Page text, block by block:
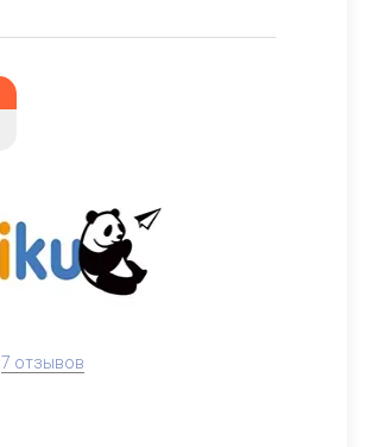
7 отзывов